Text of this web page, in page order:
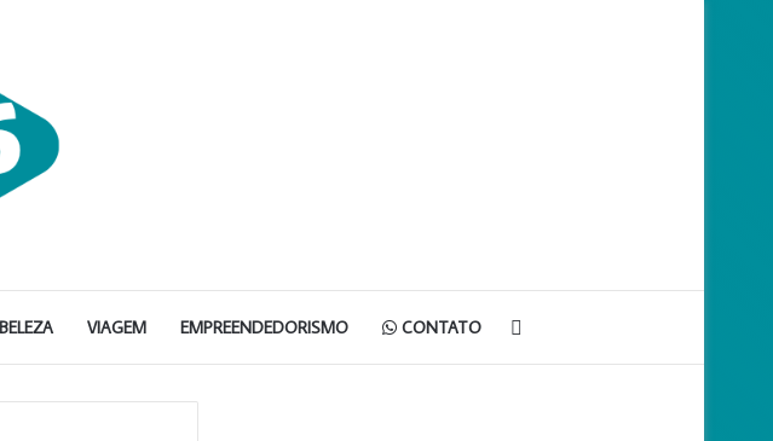
VIAGEM EMPREENDEDORISMO CONTATO